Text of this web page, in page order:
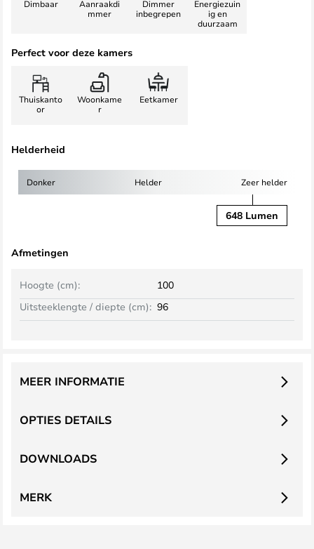
Dimbaar
Aanraakdi
mmer
Dimmer
inbegrepen
Energiezuin
ig en
duurzaam
Perfect voor deze kamers
Thuiskanto
or
Woonkame
r
Eetkamer
Helderheid
Donker Helder Zeer helder
648 Lumen
Afmetingen
Hoogte (cm):
100
Uitsteeklengte / diepte (cm): 96
OPTIES DETAILS
MEER INFORMATIE
DOWNLOADS
MERK